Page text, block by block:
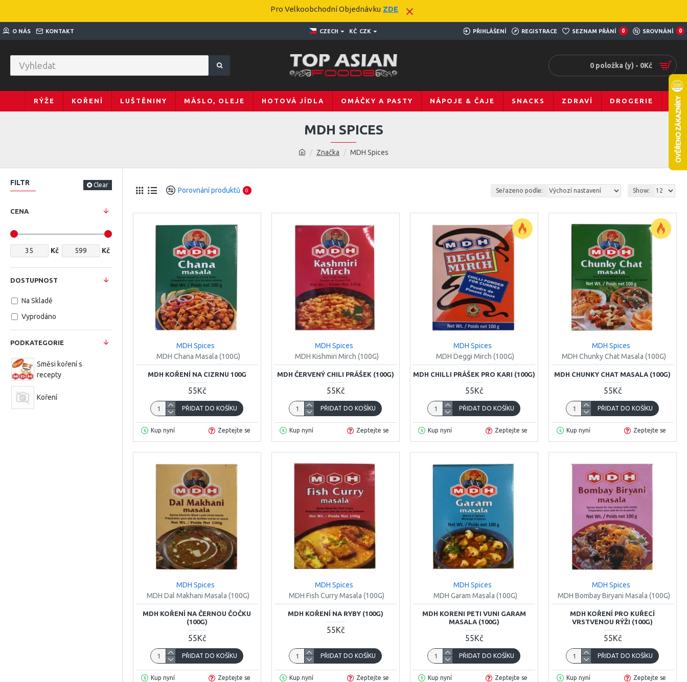
Pro Velkoobchodní Objednávku ZDE
O NÁS KONTAKT CZECH KČ CZK PŘIHLÁŠENÍ REGISTRACE SEZNAM PŘÁNÍ 0 SROVNÁNÍ 0
0 položka (y) - 0Kč
RÝŽE KOŘENÍ LUŠTĚNINY MÁSLO, OLEJE HOTOVÁ JÍDLA OMÁČKY A PASTY NÁPOJE & ČAJE SNACKS ZDRAVÍ DROGERIE
Značka MDH Spices
MDH SPICES
FILTR Clear
CENA
Kč Kč
PODKATEGORIE
Směsi koření s
recepty
Koření
DOSTUPNOST
Na Skladě
Vyprodáno
Porovnání produktů 0 Seřazeno podle: Show:
MDH Spices
MDH Chana Masala (100G)
MDH KOŘENÍ NA CIZRNU 100G
55Kč
PŘIDAT DO KOŠÍKU
Kup nyní Zeptejte se
MDH Spices
MDH Kishmiri Mirch (100G)
MDH ČERVENÝ CHILI PRÁŠEK (100G)
55Kč
PŘIDAT DO KOŠÍKU
Kup nyní Zeptejte se
MDH Spices
MDH Deggi Mirch (100G)
MDH CHILLI PRÁŠEK PRO KARI (100G)
55Kč
PŘIDAT DO KOŠÍKU
Kup nyní Zeptejte se
MDH Spices
MDH Chunky Chat Masala (100G)
MDH CHUNKY CHAT MASALA (100G)
55Kč
PŘIDAT DO KOŠÍKU
Kup nyní Zeptejte se
MDH Spices
MDH Dal Makhani Masala (100G)
MDH KOŘENÍ NA ČERNOU ČOČKU
(100G)
55Kč
PŘIDAT DO KOŠÍKU
Kup nyní Zeptejte se
MDH Spices
MDH Fish Curry Masala (100G)
MDH KOŘENÍ NA RYBY (100G)
55Kč
PŘIDAT DO KOŠÍKU
Kup nyní Zeptejte se
MDH Spices
MDH Garam Masala (100G)
MDH KORENI PETI VUNI GARAM
MASALA (100G)
55Kč
PŘIDAT DO KOŠÍKU
Kup nyní Zeptejte se
MDH Spices
MDH Bombay Biryani Masala (100G)
MDH KOŘENÍ PRO KUŘECÍ
VRSTVENOU RÝŽI (100G)
55Kč
PŘIDAT DO KOŠÍKU
Kup nyní Zeptejte se